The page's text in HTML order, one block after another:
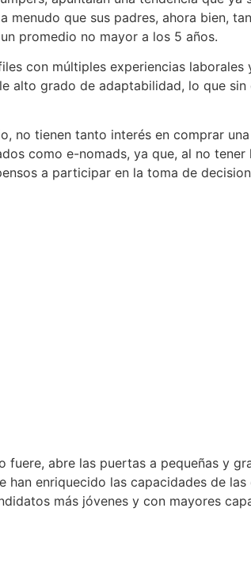
menudo que sus padres, ahora bien,
promedio no mayor a los 5 años.
con múltiples experiencias
alto grado de adaptabilidad, lo que
no tienen tanto interés en comprar
como e-nomads, ya que, al no
a participar en la toma de
fuere, abre las puertas a pequeñas y
enriquecido las capacidades de
más jóvenes y con mayores